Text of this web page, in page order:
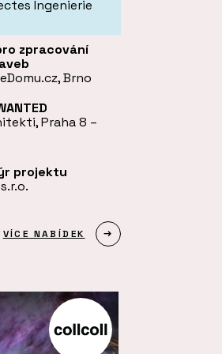
Ingenierie
zpracování
Brno
Praha 8 –
projektu
VÍCE NABÍDEK